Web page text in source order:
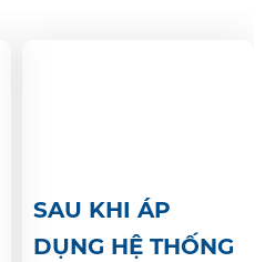
SAU KHI ÁP
DỤNG HỆ THỐNG